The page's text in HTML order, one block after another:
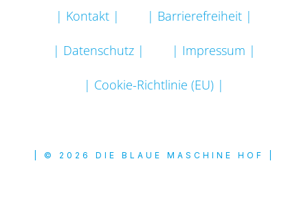
| Kontakt |
| Barrierefreiheit |
| Datenschutz | | Impressum |
| Cookie-Richtlinie (EU) |
| © 2026 DIE BLAUE MASCHINE HOF |